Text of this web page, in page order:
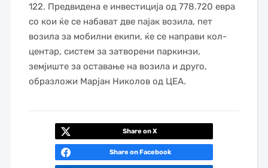
122. Предвидена е инвестиција од 778.720 евра
со кои ќе се набават две пајак возила, пет
возила за мобилни екипи, ќе се направи кол-
центар, систем за затворени паркинзи,
земјиште за оставање на возила и друго,
образложи Марјан Николов од ЦЕА.
Share on X
Share on Facebook